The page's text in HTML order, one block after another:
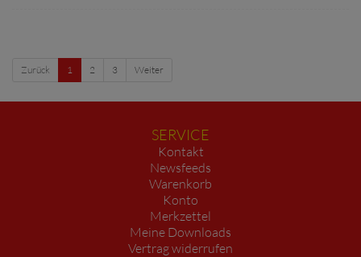
Zurück 1 2 3 Weiter
SERVICE
Kontakt
Newsfeeds
Warenkorb
Konto
Merkzettel
Meine Downloads
Vertrag widerrufen